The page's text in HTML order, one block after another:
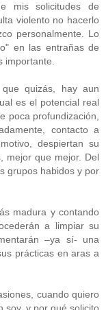
mis solicitudes de
violento no hacerlo
personalmente. Lo
en las entrañas de
importante.
quizás, hay aun
es el potencial real
poca profundización,
contacto a
despiertan su
mejor que mejor. Del
grupos habidos y por
madura y contando
a limpiar su
–ya sí- una
prácticas en aras a
cuando quiero